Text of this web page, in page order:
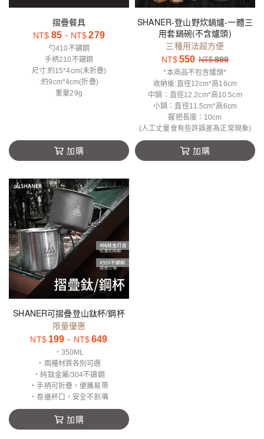
摺疊餐具
NT$ 85 - NT$ 279
勺410不鏽鋼
手柄210不鏽鋼
尺寸:約15*4cm(未折疊)
:約9cm*4cm(折疊)
重量29g
加購
SHANER-登山野炊鍋爐-一體三
用套鍋碗(不含爐頭)
三種用法超方便
NT$550 NT$ 899
*本商品不包含爐頭*
收納後:直徑12cm*高16cm
中鍋：直徑12.2cm*高10.5cm
小鍋：直徑11.5cm*高6cm
握把長度：10cm
(人工丈量會有些許誤差為正常現象)
加購
SHANER可摺疊登山鈦杯/鋼杯
限量優惠
NT$ 199 - NT$649
‧350ML
‧兩種材質各別可選
‧純鈦金屬/304不鏽鋼
‧手柄可折疊，便攜易帶
‧卷邊杯口，安全不割嘴
加購